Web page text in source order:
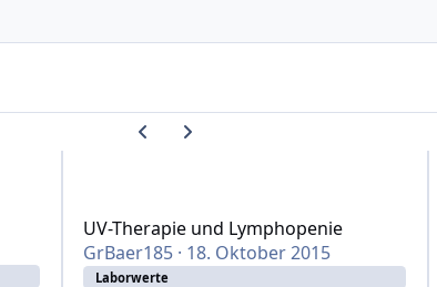
Vorherige Karussell-Folie
Nächste Karussell-Folie
UV-Therapie und Lymphopenie
GrBaer185· 18. Oktober 2015
Laborwerte